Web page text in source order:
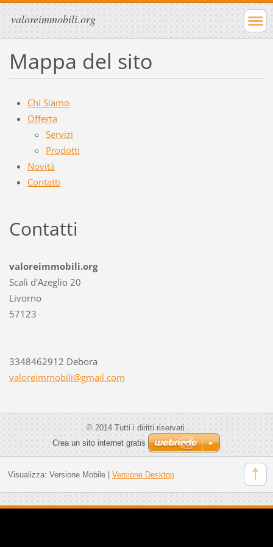
valoreimmobili.org
Mappa del sito
Chi Siamo
Offerta
Servizi
Prodotti
Novità
Contatti
Contatti
valoreimmobili.org
Scali d'Azeglio 20
Livorno
57123
3348462912 Debora
valoreimmobili@gmail.com
© 2014 Tutti i diritti riservati.
Crea un sito internet gratis
Visualizza: Versione Mobile| Versione Desktop